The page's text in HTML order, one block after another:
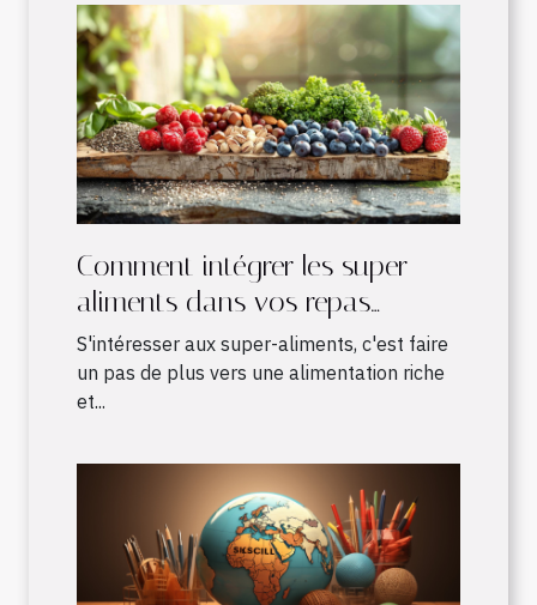
Comment intégrer les super-
aliments dans vos repas
quotidiens
S'intéresser aux super-aliments, c'est faire
un pas de plus vers une alimentation riche
et...